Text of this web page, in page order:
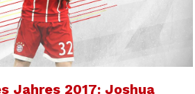
Jahres 2017: Joshua